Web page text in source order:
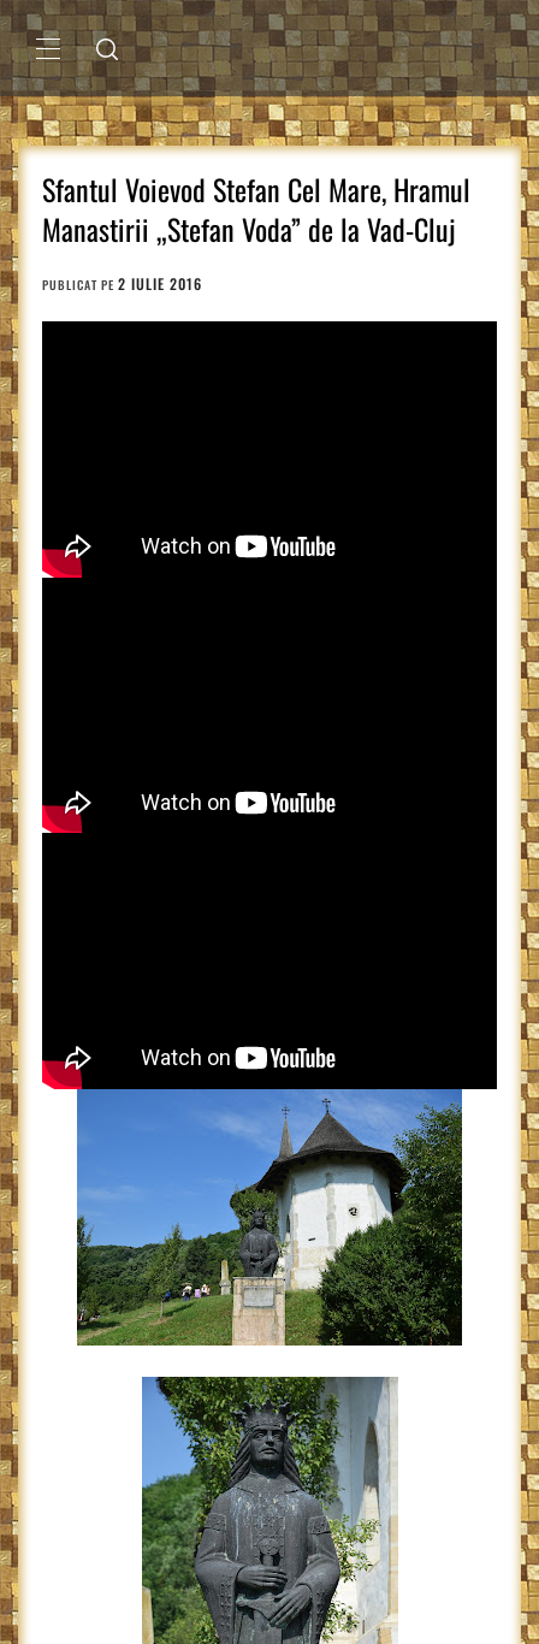
Sari
la
conținutMENIU
PRINCIPAL
Sfantul Voievod Stefan Cel Mare, Hramul
Manastirii „Stefan Voda” de la Vad-Cluj
PUBLICAT PE 2 IULIE 2016